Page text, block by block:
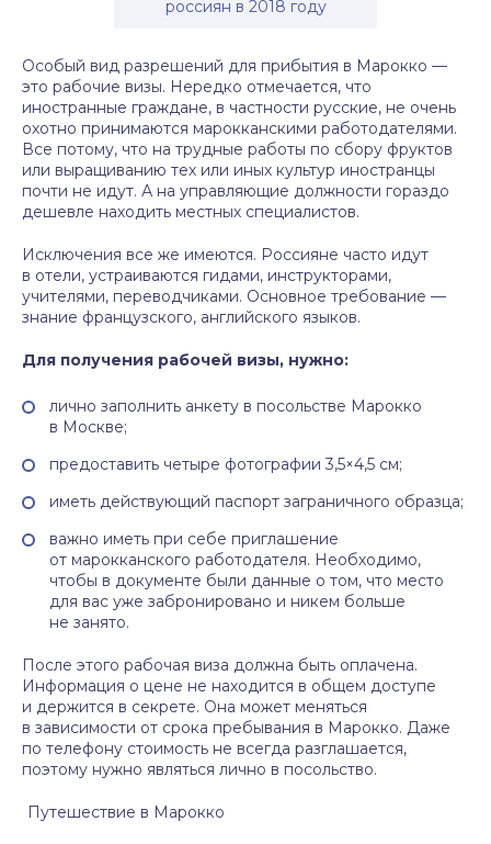
россиян в 2018 году
Особый вид разрешений для прибытия в Марокко —
это рабочие визы. Нередко отмечается, что
иностранные граждане, в частности русские, не очень
охотно принимаются марокканскими работодателями.
Все потому, что на трудные работы по сбору фруктов
или выращиванию тех или иных культур иностранцы
почти не идут. А на управляющие должности гораздо
дешевле находить местных специалистов.
Исключения все же имеются. Россияне часто идут
в отели, устраиваются гидами, инструкторами,
учителями, переводчиками. Основное требование —
знание французского, английского языков.
Для получения рабочей визы, нужно:
лично заполнить анкету в посольстве Марокко
в Москве;
предоставить четыре фотографии 3,5×4,5 см;
иметь действующий паспорт заграничного образца;
важно иметь при себе приглашение
от марокканского работодателя. Необходимо,
чтобы в документе были данные о том, что место
для вас уже забронировано и никем больше
не занято.
После этого рабочая виза должна быть оплачена.
Информация о цене не находится в общем доступе
и держится в секрете. Она может меняться
в зависимости от срока пребывания в Марокко. Даже
по телефону стоимость не всегда разглашается,
поэтому нужно являться лично в посольство.
Путешествие в Марокко